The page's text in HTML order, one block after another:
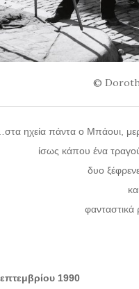
©
ηχεία πάντα ο Μπάουι,
ίσως κάπου ένα
δυο
1990